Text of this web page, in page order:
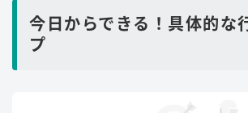
今日からできる！具体的な
プ